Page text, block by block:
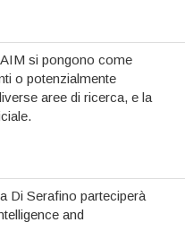
si pongono come
o potenzialmente
aree di ricerca, e la
Di Serafino parteciperà
and